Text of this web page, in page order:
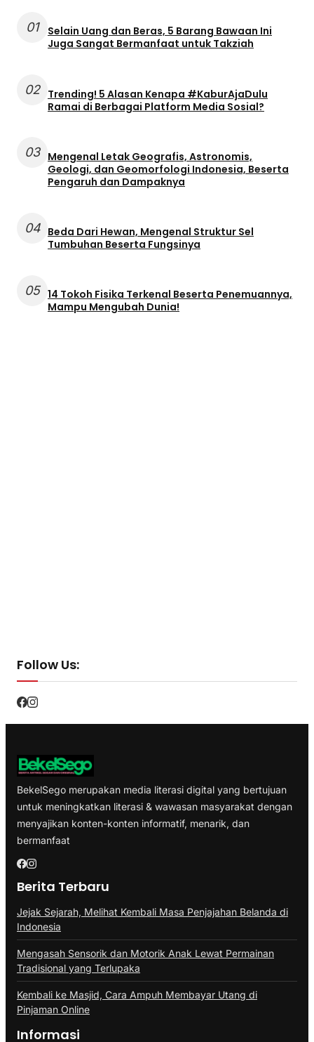
01
Selain Uang dan Beras, 5 Barang Bawaan Ini
Juga Sangat Bermanfaat untuk Takziah
02 Trending! 5 Alasan Kenapa #KaburAjaDulu
Ramai di Berbagai Platform Media Sosial?
03 Mengenal Letak Geografis, Astronomis,
Geologi, dan Geomorfologi Indonesia, Beserta
Pengaruh dan Dampaknya
04 Beda Dari Hewan, Mengenal Struktur Sel
Tumbuhan Beserta Fungsinya
05 14 Tokoh Fisika Terkenal Beserta Penemuannya,
Mampu Mengubah Dunia!
Follow Us:
BekelSego merupakan media literasi digital yang bertujuan
untuk meningkatkan literasi & wawasan masyarakat dengan
menyajikan konten-konten informatif, menarik, dan
bermanfaat
Berita Terbaru
Jejak Sejarah, Melihat Kembali Masa Penjajahan Belanda di
Indonesia
Mengasah Sensorik dan Motorik Anak Lewat Permainan
Tradisional yang Terlupaka
Kembali ke Masjid, Cara Ampuh Membayar Utang di
Pinjaman Online
Informasi